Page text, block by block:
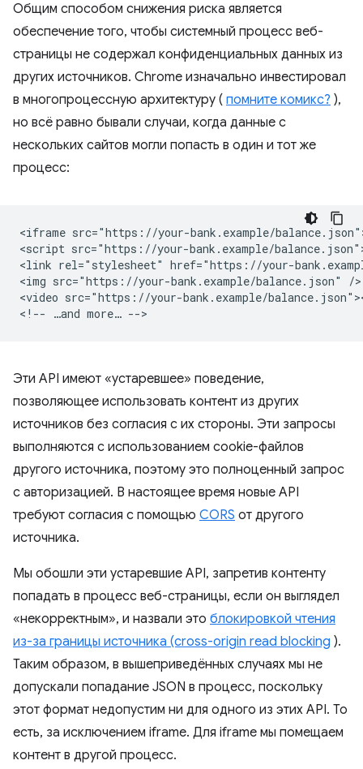
Общим способом снижения риска является
обеспечение того, чтобы системный процесс веб-
страницы не содержал конфиденциальных данных из
других источников. Chrome изначально инвестировал
в многопроцессную архитектуру ( помните комикс? ),
но всё равно бывали случаи, когда данные с
нескольких сайтов могли попасть в один и тот же
процесс:
<iframe src="https://your-bank.example/
<script src="https://your-bank.example/
<link rel="stylesheet" href="https://your-
<img src="https://your-bank.example/balance.json" />
<video src="https://your-bank.example/
Эти API имеют «устаревшее» поведение,
позволяющее использовать контент из других
источников без согласия с их стороны. Эти запросы
выполняются с использованием cookie-файлов
другого источника, поэтому это полноценный запрос
с авторизацией. В настоящее время новые API
требуют согласия с помощью CORS от другого
источника.
Мы обошли эти устаревшие API, запретив контенту
попадать в процесс веб-страницы, если он выглядел
«некорректным», и назвали это блокировкой чтения
из-за границы источника (cross-origin read blocking ).
Таким образом, в вышеприведённых случаях мы не
допускали попадание JSON в процесс, поскольку
этот формат недопустим ни для одного из этих API. То
есть, за исключением iframe. Для iframe мы помещаем
контент в другой процесс.